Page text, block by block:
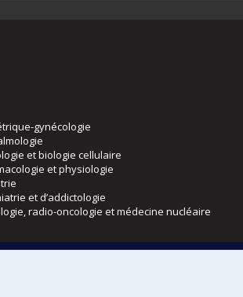
gynécologie
et biologie cellulaire
et physiologie
et d’addictologie
radio-oncologie et médecine nucléaire